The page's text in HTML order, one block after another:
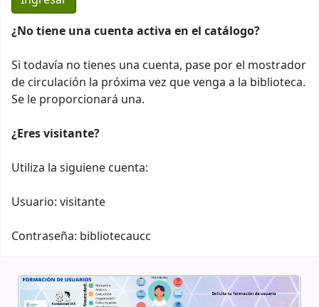
¿No tiene una cuenta activa en el catálogo?
Si todavía no tienes una cuenta, pase por el mostrador
de circulación la próxima vez que venga a la biblioteca.
Se le proporcionará una.
¿Eres visitante?
Utiliza la siguiene cuenta:
Usuario: visitante
Contraseña: bibliotecaucc